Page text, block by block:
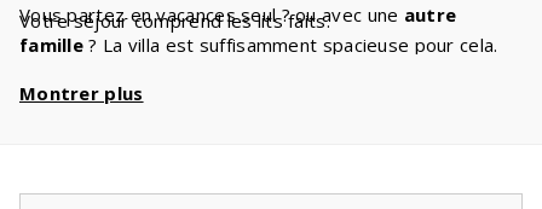
Vous partez en vacances seul ? ou avec une autre
famille ? La villa est suffisamment spacieuse pour cela.
et la télévision numérique vous garantit que vous ne vous
intégrésque vous avez également à la maison est un
Votre séjour comprend les lits faits.
Montrer plus